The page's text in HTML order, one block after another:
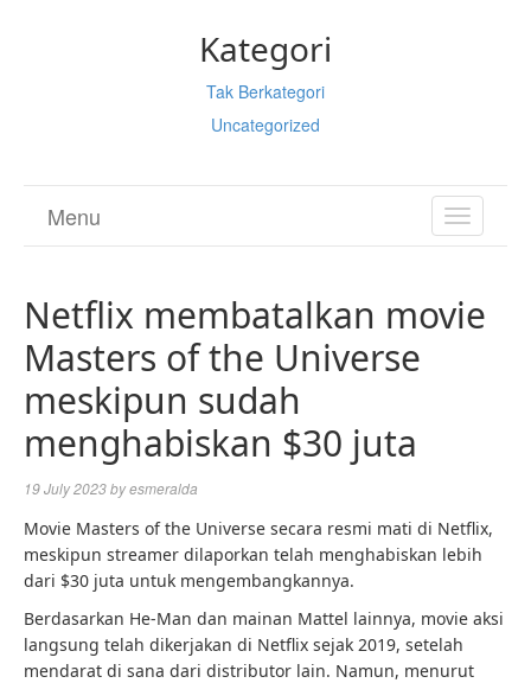
Kategori
Tak Berkategori
Uncategorized
TOGGLE
Menu
Netflix membatalkan movie
Masters of the Universe
meskipun sudah
menghabiskan $30 juta
19 July 2023byesmeralda
Movie Masters of the Universe secara resmi mati di Netflix,
meskipun streamer dilaporkan telah menghabiskan lebih
dari $30 juta untuk mengembangkannya.
Berdasarkan He-Man dan mainan Mattel lainnya, movie aksi
langsung telah dikerjakan di Netflix sejak 2019, setelah
mendarat di sana dari distributor lain. Namun, menurut